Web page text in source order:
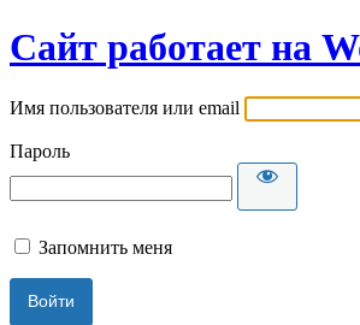
Сайт работает на
Имя пользователя или email
Пароль
Запомнить меня